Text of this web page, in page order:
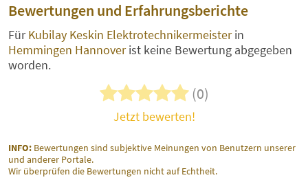
Bewertungen und Erfahrungsberichte
FürKubilay Keskin Elektrotechnikermeisterin
Hemmingen Hannoverist keine Bewertung abgegeben
worden.
(0)
Jetzt bewerten!
INFO: Bewertungen sind subjektive Meinungen von Benutzern unserer
und anderer Portale.
Wir überprüfen die Bewertungen nicht auf Echtheit.